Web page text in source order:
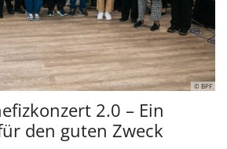
© BPF
2.0 – Ein
den guten Zweck